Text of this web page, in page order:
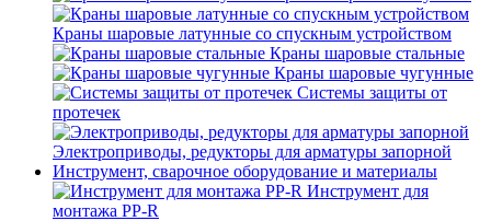
Краны шаровые латунные со спускным устройством
Краны шаровые стальные
Краны шаровые чугунные
Системы защиты от
протечек
Электроприводы, редукторы для арматуры запорной
Инструмент, сварочное оборудование и материалы
Инструмент для
монтажа PP-R